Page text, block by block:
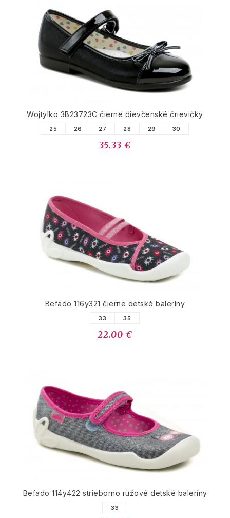
Wojtylko 3B23723C čierne dievčenské črievičky
25 26 27 28 29 30
35.33 €
Befado 116y321 čierne detské baleríny
33 35
22.00 €
Befado 114y422 strieborno ružové detské baleríny
33